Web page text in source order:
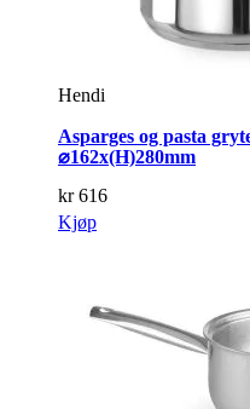
Hendi
Asparges og pasta
⌀162x(H)280mm
kr616
Kjøp